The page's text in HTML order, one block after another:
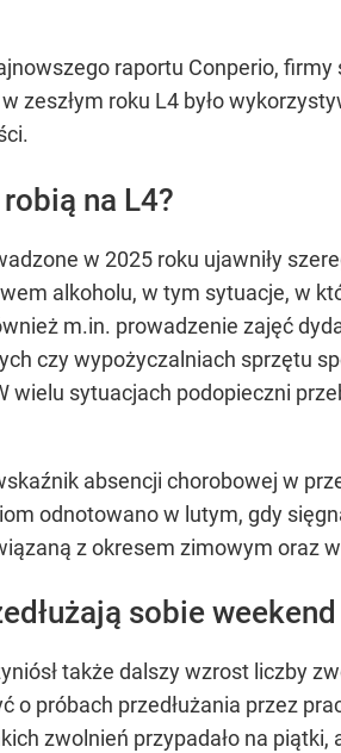
raportu Conperio,
zeszłym roku L4 było
na L4?
w 2025 roku ujawniły
alkoholu, w tym sytuacje, w
m.in. prowadzenie zajęć
czy wypożyczalniach sprzętu
wielu sytuacjach podopieczni
absencji chorobowej w
odnotowano w lutym, gdy
z okresem zimowym oraz
sobie weekend
także dalszy wzrost liczby
o próbach przedłużania przez
zwolnień przypadało na